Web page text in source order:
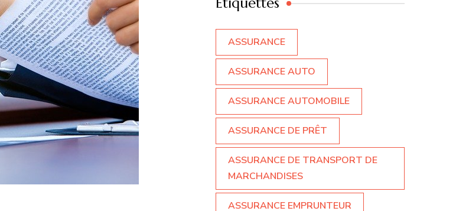
ASSURANCE
ASSURANCE AUTO
ASSURANCE AUTOMOBILE
ASSURANCE DE PRÊT
ASSURANCE DE TRANSPORT DE
MARCHANDISES
ASSURANCE EMPRUNTEUR